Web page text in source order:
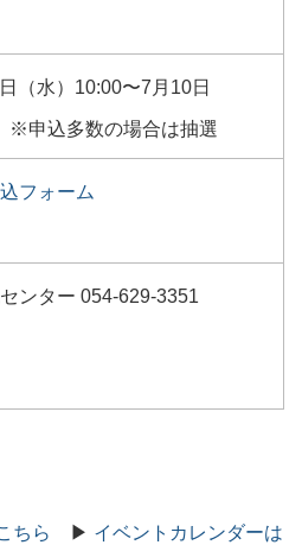
（水）10:00〜7月10日
※申込多数の場合は抽選
フォーム
ンター 054-629-3351
ちら ▶ イベントカレンダーは